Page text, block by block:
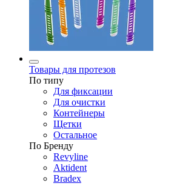
Товары для протезов
По типу
Для фиксации
Для очистки
Контейнеры
Щетки
Остальное
По Бренду
Revyline
Aktident
Bradex